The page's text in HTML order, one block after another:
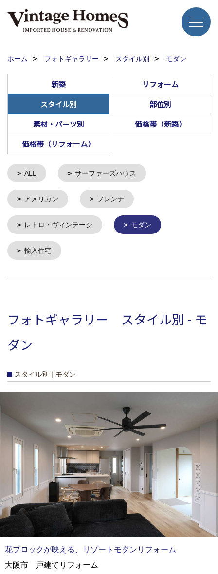
ホーム フォトギャラリー スタイル別 モダン
新築
リフォーム
スタイル別
部位別
素材・パーツ別
価格帯（新築）
価格帯（リフォーム）
ALL サーファーズハウス
アメリカン フレンチ
レトロ・ヴィンテージ モダン
輸入住宅
フォトギャラリー スタイル別 - モ
ダン
スタイル別｜モダン
花ブロックが映える、リゾートモダンリフォーム
大阪市 戸建てリフォーム